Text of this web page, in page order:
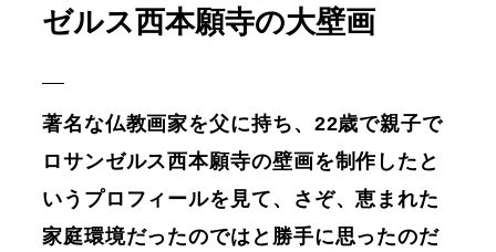
ゼルス西本願寺の大壁画
著名な仏教画家を父に持ち、22歳で親子で
ロサンゼルス西本願寺の壁画を制作したと
いうプロフィールを見て、さぞ、恵まれた
家庭環境だったのではと勝手に思ったのだ